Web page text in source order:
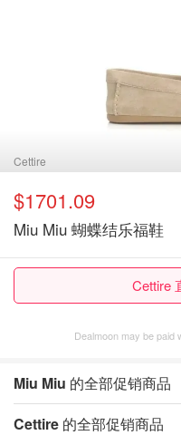
Cettire
$1701.09
Miu Miu 蝴蝶结乐福鞋
Cettire
Dealmoon may be paid
Miu Miu 的全部促销商品
Cettire 的全部促销商品